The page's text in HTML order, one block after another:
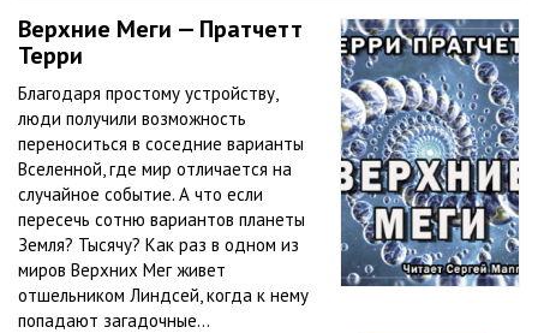
Верхние Меги — Пратчетт
Терри
Благодаря простому устройству,
люди получили возможность
переноситься в соседние варианты
Вселенной, где мир отличается на
случайное событие. А что если
пересечь сотню вариантов планеты
Земля? Тысячу? Как раз в одном из
миров Верхних Мег живет
отшельником Линдсей, когда к нему
попадают загадочные...